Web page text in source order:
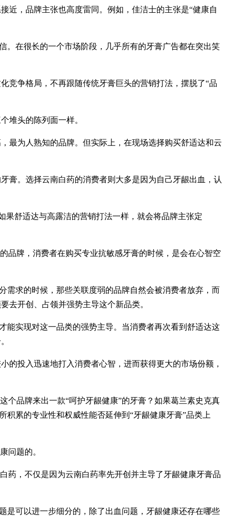
近，品牌主张也高度雷同。例如，佳洁士的主张是“健康自
。在很长的一个市场阶段，几乎所有的牙膏广告都在突出笑
竞争格局，不再跟随传统牙膏巨头的营销打法，摆脱了“品
堆头的陈列面一样。
最为人熟知的品牌。但实际上，在现场选择购买舒适达和云
膏。选择云南白药的消费者则大多是因为自己牙龈出血，认
果舒适达与高露洁的营销打法一样，就会将品牌主张定
品牌，消费者在购买专业抗敏感牙膏的时候，是会在心智空
需求的时候，那些关联度弱的品牌自然会被消费者放弃，而
去开创、占领并强势主导这个新品类。
能实现对这一品类的强势主导。当消费者再次看到舒适达这
的投入迅速地打入消费者心智，进而获得更大的市场份额，
个品牌来出一款“呵护牙龈健康”的牙膏？如果葛兰素史克真
积累的专业性和权威性能否延伸到“牙龈健康牙膏”品类上
问题的。
药，不仅是因为云南白药率先开创并主导了牙龈健康牙膏品
是可以进一步细分的，除了出血问题，牙龈健康还存在哪些